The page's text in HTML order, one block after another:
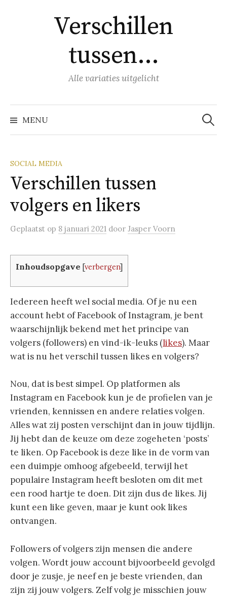
Verschillen
tussen…
Alle variaties uitgelicht
MENU
Zoeken
naar:
SOCIAL MEDIA
Verschillen tussen
volgers en likers
Geplaatst op 8 januari 2021 door Jasper Voorn
Inhoudsopgave [verbergen]
Iedereen heeft wel social media. Of je nu een
account hebt of Facebook of Instagram, je bent
waarschijnlijk bekend met het principe van
volgers (followers) en vind-ik-leuks (likes). Maar
wat is nu het verschil tussen likes en volgers?
Nou, dat is best simpel. Op platformen als
Instagram en Facebook kun je de profielen van je
vrienden, kennissen en andere relaties volgen.
Alles wat zij posten verschijnt dan in jouw tijdlijn.
Jij hebt dan de keuze om deze zogeheten ‘posts’
te liken. Op Facebook is deze like in de vorm van
een duimpje omhoog afgebeeld, terwijl het
populaire Instagram heeft besloten om dit met
een rood hartje te doen. Dit zijn dus de likes. Jij
kunt een like geven, maar je kunt ook likes
ontvangen.
Followers of volgers zijn mensen die andere
volgen. Wordt jouw account bijvoorbeeld gevolgd
door je zusje, je neef en je beste vrienden, dan
zijn zij jouw volgers. Zelf volg je misschien jouw